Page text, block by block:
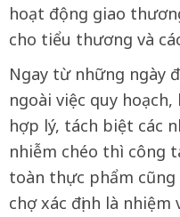
hoạt động giao
cho tiểu thương và
Ngay từ những ngày
ngoài việc quy
hợp lý, tách biệt các
nhiễm chéo thì công
toàn thực phẩm cũng
chợ xác định là